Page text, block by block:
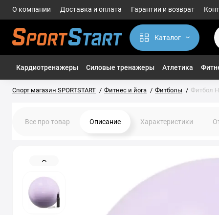
О компании Доставка и оплата Гарантии и возврат
Каталог
Кардиотренажеры Силовые тренажеры Атлетика
Спорт магазин SPORTSTART Фитнес и йога Фитболы Фитбол
Все про товар Описание Характеристики